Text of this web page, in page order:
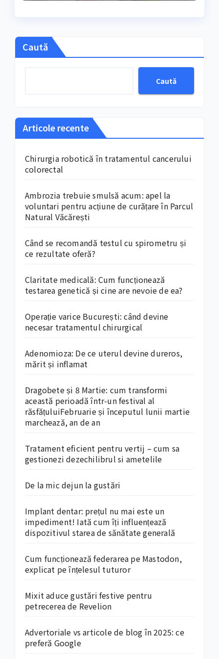
începutul lunii martie
Caută
Caută
Articole recente
Chirurgia robotică în tratamentul cancerului
colorectal
Ambrozia trebuie smulsă acum: apel la
voluntari pentru acțiune de curățare în Parcul
Natural Văcărești
Când se recomandă testul cu spirometru și
ce rezultate oferă?
Claritate medicală: Cum funcționează
testarea genetică și cine are nevoie de ea?
Operație varice București: când devine
necesar tratamentul chirurgical
Adenomioza: De ce uterul devine dureros,
mărit și inflamat
Dragobete și 8 Martie: cum transformi
această perioadă într-un festival al
răsfățuluiFebruarie și începutul lunii martie
marchează, an de an
Tratament eficient pentru vertij – cum sa
gestionezi dezechilibrul si ametelile
De la mic dejun la gustări
Implant dentar: prețul nu mai este un
impediment! Iată cum îți influențează
dispozitivul starea de sănătate generală
Cum funcționează federarea pe Mastodon,
explicat pe înțelesul tuturor
Mixit aduce gustări festive pentru
petrecerea de Revelion
Advertoriale vs articole de blog în 2025: ce
preferă Google